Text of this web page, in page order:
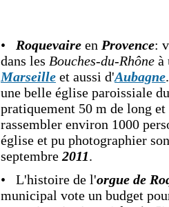
• Roquevaire en Provence:
dans les Bouches-du-Rhône à
Marseille et aussi d'Aubagne
une belle église paroissiale
pratiquement 50 m de long
rassembler environ 1000
église et pu photographier
septembre 2011.
• L'histoire de l'orgue de
municipal vote un budget